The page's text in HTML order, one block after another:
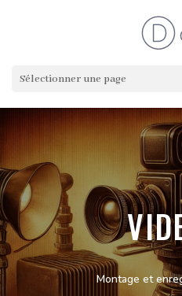
Sélectionner une page
Montage et